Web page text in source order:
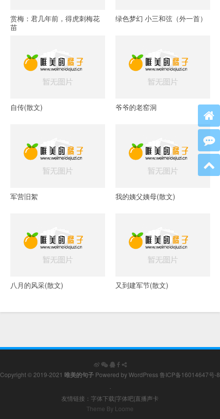
赏梅：君几年前，得虎刺梅花
苗
绿色梦幻 小三和弦（外一首）
自传(散文) 爷爷的老窑洞
军营旧絮 我的姨父姨母(散文)
八月的风采(散文) 又到建军节(散文)
Copyright © 2019-2021 唯美的句子 Powered byWordPress鲁ICP备16014647号-8
友情链接： 字体下载|字体吧|直播声卡
Theme By Loome